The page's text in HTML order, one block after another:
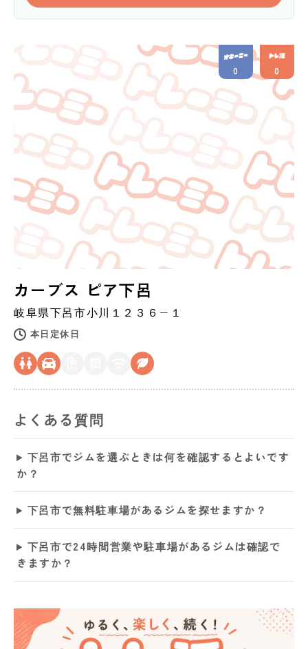
カーブス ピア下呂
岐阜県下呂市小川１２３６−１
本日定休日
0 0
よくある質問
下呂市でジムを選ぶときは何を確認するとよいです
か？
下呂市で無料駐車場があるジムを探せますか？
下呂市で24時間営業や駐車場があるジムは確認で
きますか？